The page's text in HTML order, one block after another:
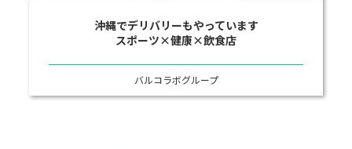
沖縄でデリバリーもやっています
スポーツ×健康×飲食店
バルコラボグループ